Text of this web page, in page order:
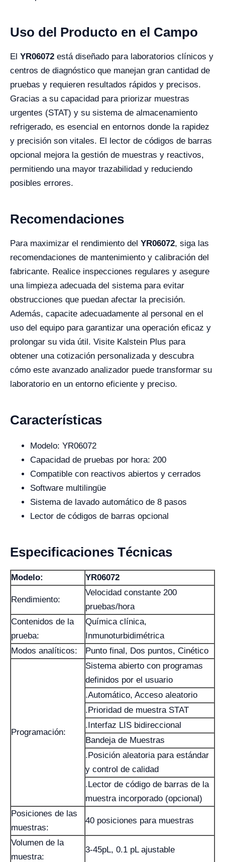
Uso del Producto en el Campo
El YR06072 está diseñado para laboratorios clínicos y
centros de diagnóstico que manejan gran cantidad de
pruebas y requieren resultados rápidos y precisos.
Gracias a su capacidad para priorizar muestras
urgentes (STAT) y su sistema de almacenamiento
refrigerado, es esencial en entornos donde la rapidez
y precisión son vitales. El lector de códigos de barras
opcional mejora la gestión de muestras y reactivos,
permitiendo una mayor trazabilidad y reduciendo
posibles errores.
Recomendaciones
Para maximizar el rendimiento del YR06072, siga las
recomendaciones de mantenimiento y calibración del
fabricante. Realice inspecciones regulares y asegure
una limpieza adecuada del sistema para evitar
obstrucciones que puedan afectar la precisión.
Además, capacite adecuadamente al personal en el
uso del equipo para garantizar una operación eficaz y
prolongar su vida útil. Visite Kalstein Plus para
obtener una cotización personalizada y descubra
cómo este avanzado analizador puede transformar su
laboratorio en un entorno eficiente y preciso.
Características
Modelo: YR06072
Capacidad de pruebas por hora: 200
Compatible con reactivos abiertos y cerrados
Software multilingüe
Sistema de lavado automático de 8 pasos
Lector de códigos de barras opcional
Especificaciones Técnicas
Modelo: YR06072
Rendimiento:
Velocidad constante 200
pruebas/hora
Contenidos de la
prueba:
Química clínica,
Inmunoturbidimétrica
Modos analíticos:
Punto final, Dos puntos, Cinético
Programación:
Sistema abierto con programas
definidos por el usuario
.Automático, Acceso aleatorio
.Prioridad de muestra STAT
.Interfaz LIS bidireccional
Bandeja de Muestras
.Posición aleatoria para estándar
y control de calidad
.Lector de código de barras de la
muestra incorporado (opcional)
Posiciones de las
muestras:
40 posiciones para muestras
Volumen de la
muestra:
3-45pL, 0.1 pL ajustable